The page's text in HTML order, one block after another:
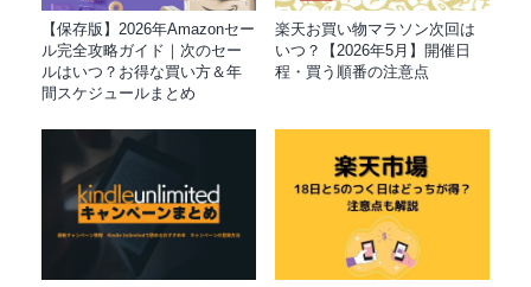
【保存版】2026年Amazonセー
ル完全攻略ガイド｜次のセー
ルはいつ？お得な買い方＆年
間スケジュールまとめ
楽天お買い物マラソン次回は
いつ？【2026年5月】開催日
程・買う順番の注意点